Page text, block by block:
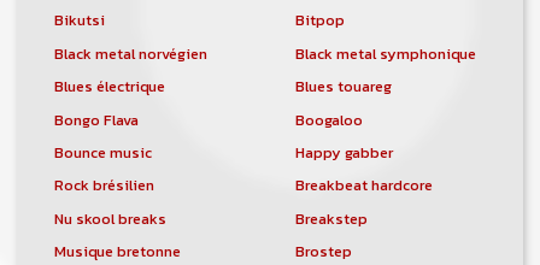
Bikutsi
Bitpop
Black metal norvégien
Black metal symphonique
Blues électrique
Blues touareg
Bongo Flava
Boogaloo
Bounce music
Happy gabber
Rock brésilien
Breakbeat hardcore
Nu skool breaks
Breakstep
Musique bretonne
Brostep